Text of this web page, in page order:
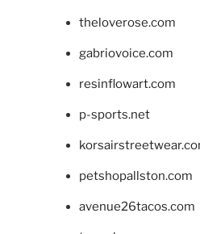
theloverose.com
gabriovoice.com
resinflowart.com
p-sports.net
petshopallston.com
avenue26tacos.com